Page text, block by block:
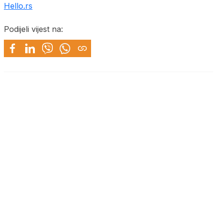
Hello.rs
Podijeli vijest na: